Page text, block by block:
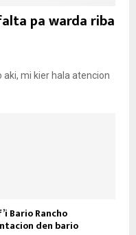
pa warda riba
aki, mi kier hala atencion
Bario Rancho
den bario